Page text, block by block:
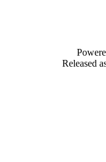
Released